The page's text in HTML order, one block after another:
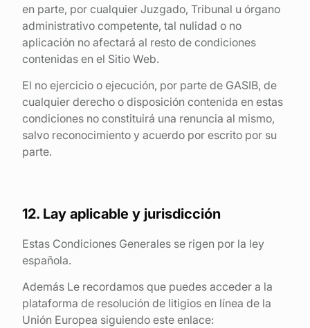
en parte, por cualquier Juzgado, Tribunal u órgano
administrativo competente, tal nulidad o no
aplicación no afectará al resto de condiciones
contenidas en el Sitio Web.
El no ejercicio o ejecución, por parte de GASIB, de
cualquier derecho o disposición contenida en estas
condiciones no constituirá una renuncia al mismo,
salvo reconocimiento y acuerdo por escrito por su
parte.
12. Lay aplicable y jurisdicción
Estas Condiciones Generales se rigen por la ley
española.
Además Le recordamos que puedes acceder a la
plataforma de resolución de litigios en línea de la
Unión Europea siguiendo este enlace: